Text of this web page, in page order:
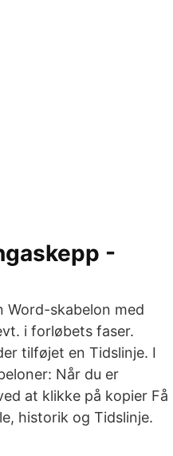
-
Word-skabelon med
i forløbets faser.
tilføjet en Tidslinje. I
Når du er
at klikke på kopier Få
historik og Tidslinje.